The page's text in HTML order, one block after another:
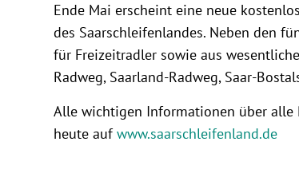
Ende Mai erscheint eine neue
des Saarschleifenlandes. Neben den
für Freizeitradler sowie aus
Radweg, Saarland-Radweg, Saar-
Alle wichtigen Informationen über alle
heute aufwww.saarschleifenland.de